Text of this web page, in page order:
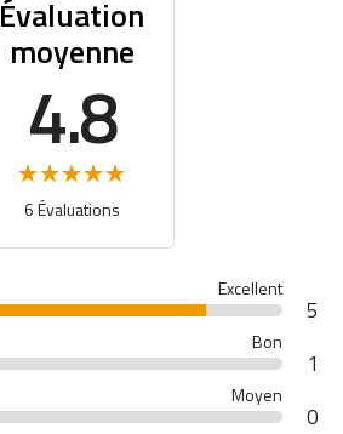
Évaluation
moyenne
4.8
6 Évaluations
Excellent
5
Bon
1
Moyen
0